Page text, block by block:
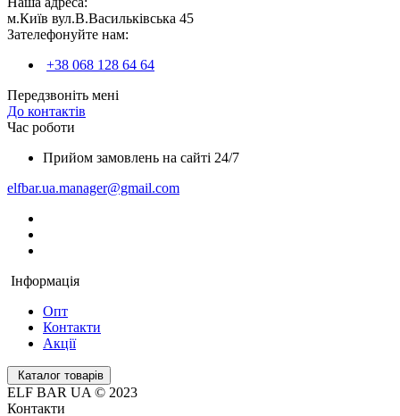
м.Київ вул.В.Васильківська 45
Зателефонуйте нам:
+38 068 128 64 64
Передзвоніть мені
До контактів
Час роботи
Прийом замовлень на сайті 24/7
elfbar.ua.manager@gmail.com
Інформація
Опт
Контакти
Акції
Каталог товарів
ELF BAR UA © 2023
Контакти